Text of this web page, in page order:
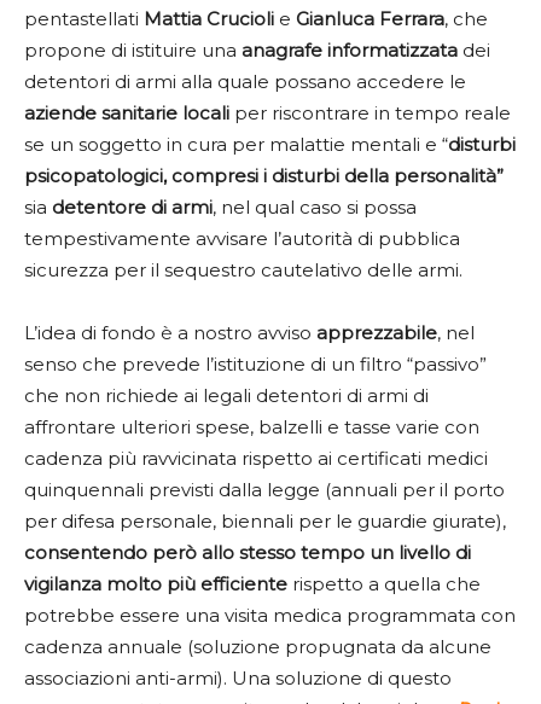
pentastellati Mattia Crucioli e Gianluca Ferrara, che
propone di istituire una anagrafe informatizzata dei
detentori di armi alla quale possano accedere le
aziende sanitarie locali per riscontrare in tempo reale
se un soggetto in cura per malattie mentali e “disturbi
psicopatologici, compresi i disturbi della personalità”
sia detentore di armi, nel qual caso si possa
tempestivamente avvisare l’autorità di pubblica
sicurezza per il sequestro cautelativo delle armi.
L’idea di fondo è a nostro avviso apprezzabile, nel
senso che prevede l’istituzione di un filtro “passivo”
che non richiede ai legali detentori di armi di
affrontare ulteriori spese, balzelli e tasse varie con
cadenza più ravvicinata rispetto ai certificati medici
quinquennali previsti dalla legge (annuali per il porto
per difesa personale, biennali per le guardie giurate),
consentendo però allo stesso tempo un livello di
vigilanza molto più efficiente rispetto a quella che
potrebbe essere una visita medica programmata con
cadenza annuale (soluzione propugnata da alcune
associazioni anti-armi). Una soluzione di questo